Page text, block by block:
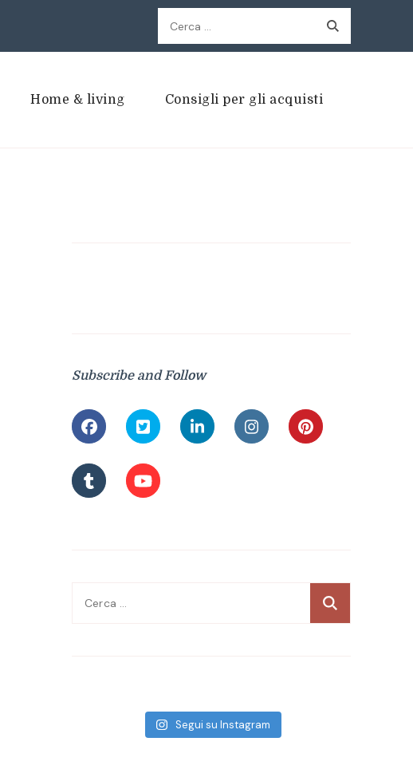
Ricerca
per:
Home & living Consigli per gli acquisti
Subscribe and Follow
Ricerca
Segui su Instagram